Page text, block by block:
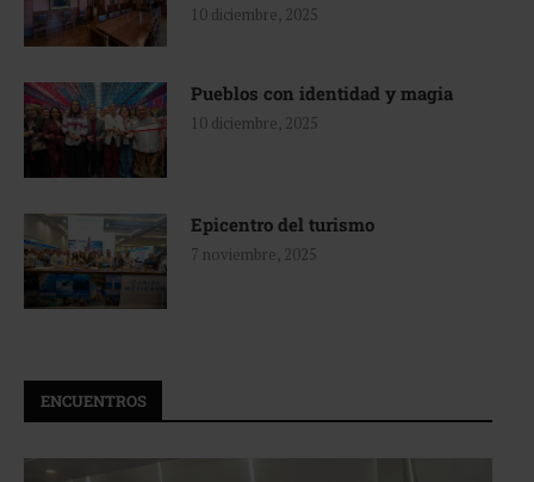
10 diciembre, 2025
Pueblos con identidad y magia
10 diciembre, 2025
Epicentro del turismo
7 noviembre, 2025
ENCUENTROS